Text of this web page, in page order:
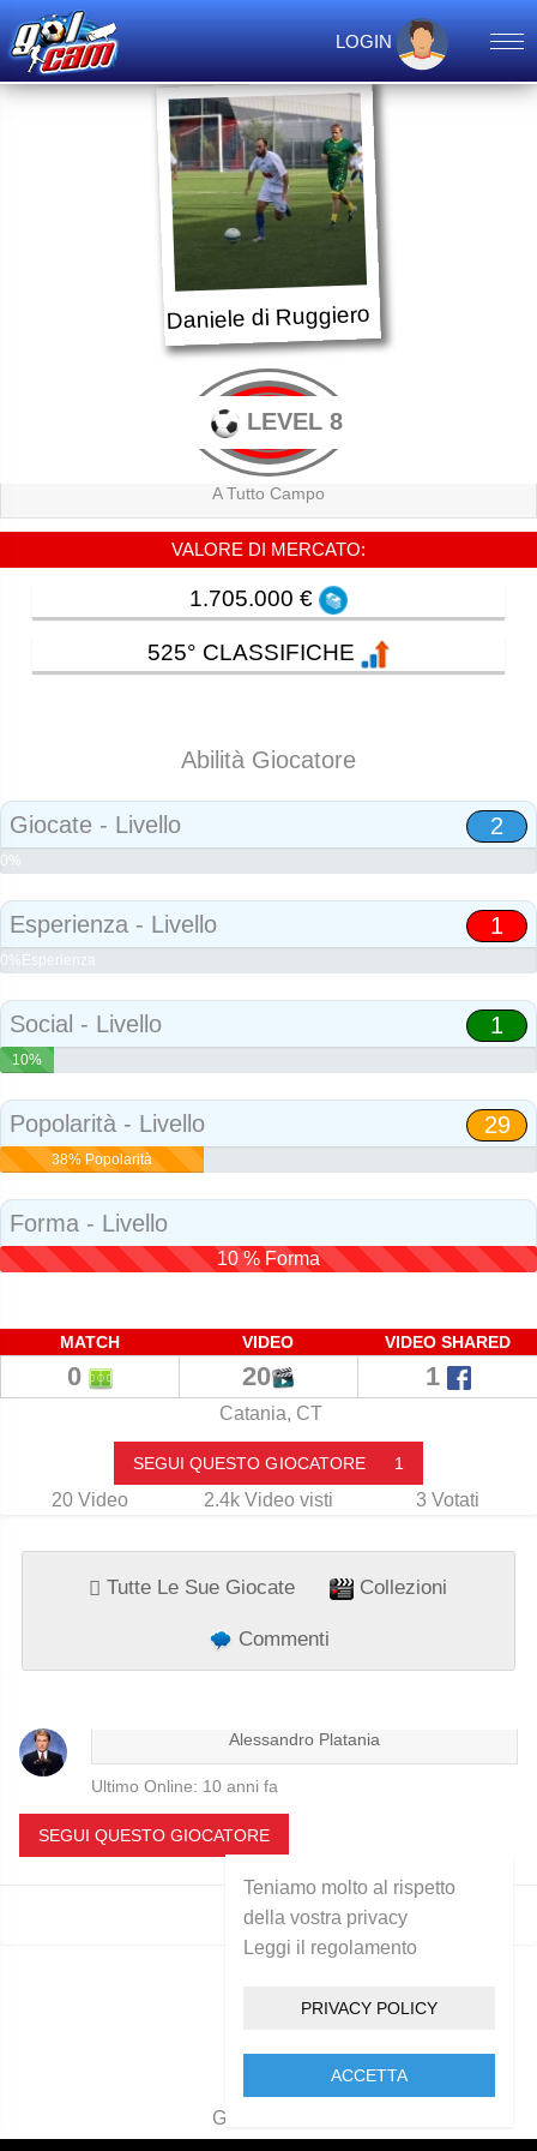
LOGIN
Daniele di Ruggiero
LEVEL 8
A Tutto Campo
VALORE DI MERCATO:
1.705.000 €
525° CLASSIFICHE
Abilità Giocatore
Giocate - Livello 2
0%
Esperienza - Livello 1
0%Esperienza
Social - Livello 1
10%
Popolarità - Livello 29
38% Popolarità
Forma - Livello
10 % Forma
MATCH VIDEO VIDEO SHARED
0 20 1
Catania, CT
SEGUI QUESTO GIOCATORE 1
20 Video 2.4k Video visti 3 Votati
Tutte Le Sue Giocate Collezioni
Commenti
Alessandro Platania
Ultimo Online: 10 anni fa
SEGUI QUESTO GIOCATORE
Teniamo molto al rispetto
della vostra privacy
Leggi il regolamento
PRIVACY POLICY
ACCETTA
Golcam 2021